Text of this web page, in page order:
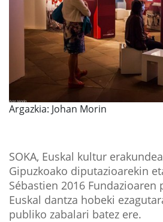
Argazkia: Johan Morin
SOKA, Euskal kultur
Gipuzkoako diputazioarekin
Sébastien 2016 Fundazioaren
Euskal dantza hobeki
publiko zabalari batez ere.